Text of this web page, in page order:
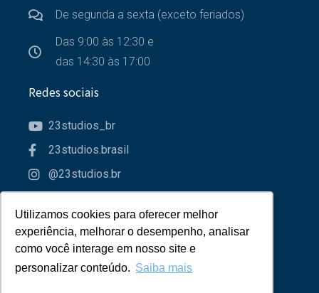
Utilizamos cookies para oferecer melhor
experiência, melhorar o desempenho, analisar
como você interage em nosso site e
personalizar conteúdo. Saiba mais
Utilizamos cookies para oferecer melhor
experiência, melhorar o desempenho, analisar
como você interage em nosso site e
personalizar conteúdo. Saiba mais
De segunda a sexta (exceto feriados)
Das 9:00 às 12:30 e
das 14:30 às 17:00
Redes sociais
23studios_br
23studios.brasil
@23studios.br
Parceiros